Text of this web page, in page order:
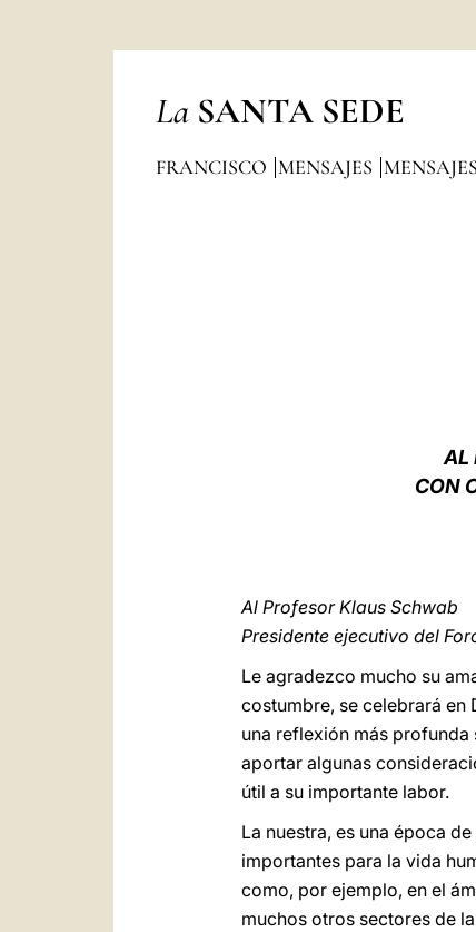
La SANTA SEDE
FRANCISCO MENSAJES
AL
CON
Al Profesor Klaus Schwab
Presidente ejecutivo del
Le agradezco mucho su
costumbre, se celebrará en
una reflexión más profunda
aportar algunas
útil a su importante labor.
La nuestra, es una época
importantes para la vida
como, por ejemplo, en el
muchos otros sectores de